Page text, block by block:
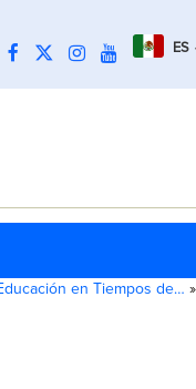
ES
en Tiempos de… »